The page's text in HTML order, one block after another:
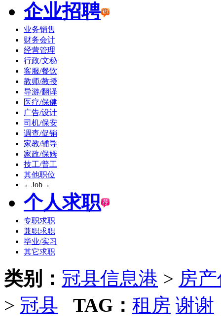
企业招聘
业务销售
财务会计
经营管理
行政/文秘
客服/餐饮
教师/教授
导游/翻译
医疗/保健
广告/设计
司机/保安
调查/促销
家教/辅导
家政/保姆
技工/普工
其他职位
←Job→
个人求职
专职求职
兼职求职
毕业/实习
其它求职
类别： 冠县信息港 > 房
> 冠县 TAG： 租房 谢谢